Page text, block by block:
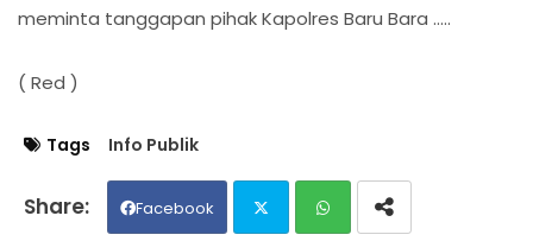
meminta tanggapan pihak Kapolres Baru Bara .....
( Red )
Tags Info Publik
Facebook